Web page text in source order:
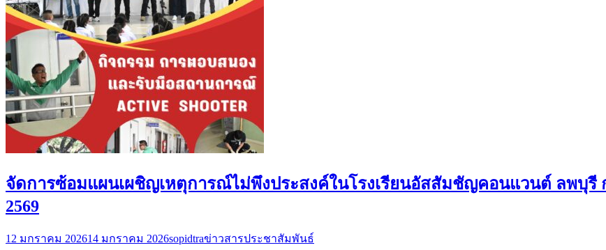
จัดการซ้อมแผนเผชิญเหตุการณ์ไม่พึงประสงค์ในโรงเรียนอัสสัมชัญคอนแวนต์ ลพบุ
2569
12 มกราคม 202614 มกราคม 2026sopidtraข่าวสารประชาสัมพันธ์